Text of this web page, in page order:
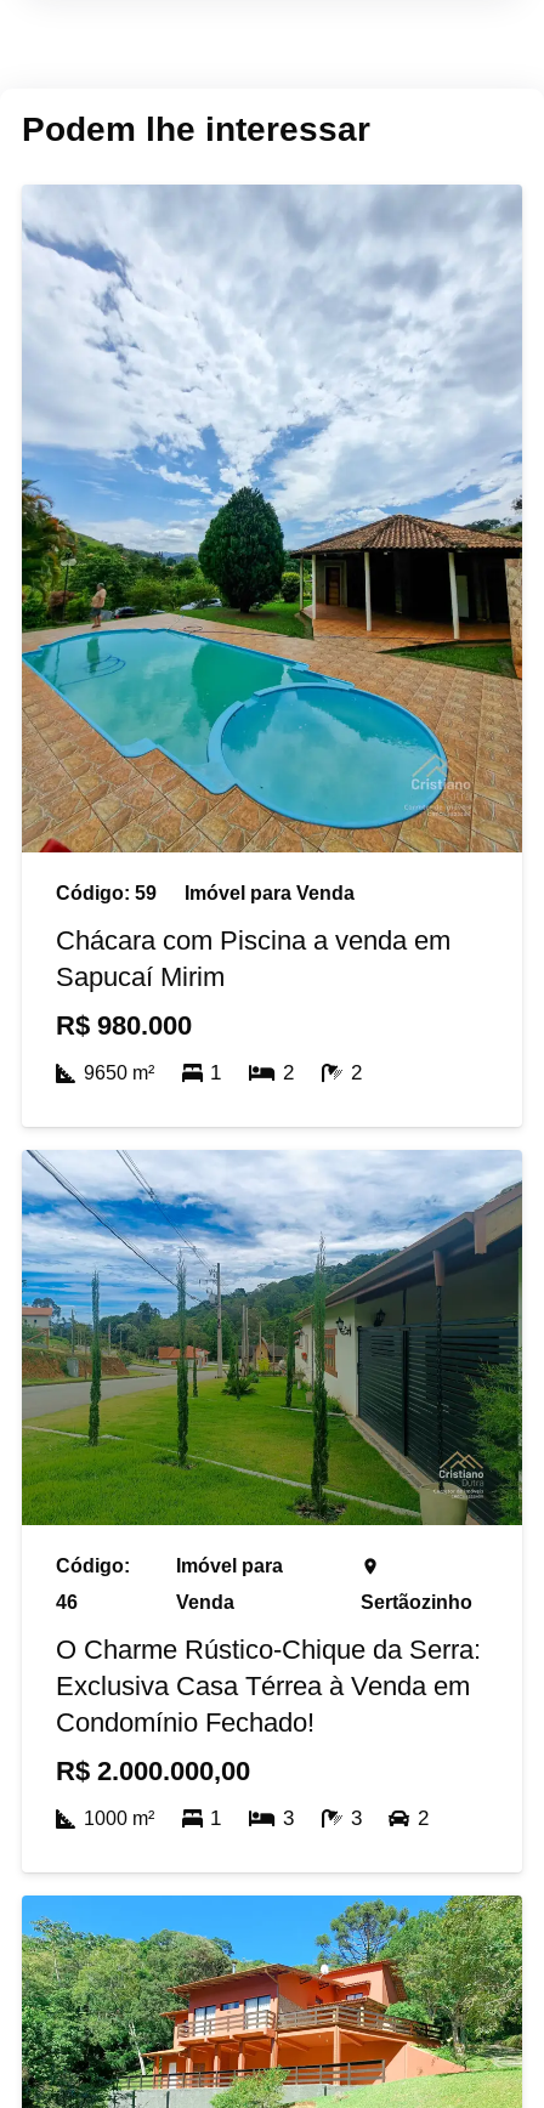
Podem lhe interessar
Código:59 Imóvel paraVenda
Chácara com Piscina a venda em
Sapucaí Mirim
R$980.000
9650m² 1 2 2
Código:
46
Imóvel para
Venda
place
Sertãozinho
O Charme Rústico-Chique da Serra:
Exclusiva Casa Térrea à Venda em
Condomínio Fechado!
R$2.000.000,00
1000m² 1 3 3 2